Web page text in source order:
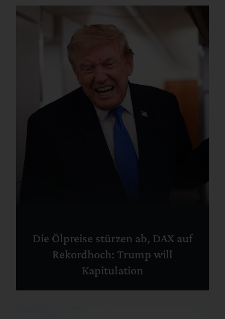
Die Ölpreise stürzen ab, DAX auf
Rekordhoch: Trump will
Kapitulation